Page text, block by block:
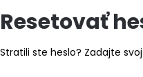
Resetovať
Stratili ste heslo? Zadajte